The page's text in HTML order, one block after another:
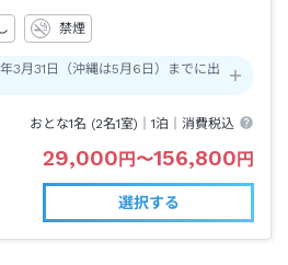
禁煙
月31日（沖縄は5月6日）までに出
おとな1名 (2名1室)｜1泊 ｜消費税込
29,000円〜156,800円
選択する